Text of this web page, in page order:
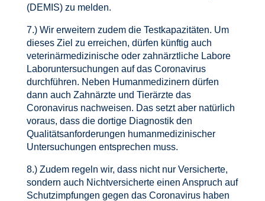
(DEMIS) zu melden.
7.) Wir erweitern zudem die Testkapazitäten. Um
dieses Ziel zu erreichen, dürfen künftig auch
veterinärmedizinische oder zahnärztliche Labore
Laboruntersuchungen auf das Coronavirus
durchführen. Neben Humanmedizinern dürfen
dann auch Zahnärzte und Tierärzte das
Coronavirus nachweisen. Das setzt aber natürlich
voraus, dass die dortige Diagnostik den
Qualitätsanforderungen humanmedizinischer
Untersuchungen entsprechen muss.
8.) Zudem regeln wir, dass nicht nur Versicherte,
sondern auch Nichtversicherte einen Anspruch auf
Schutzimpfungen gegen das Coronavirus haben